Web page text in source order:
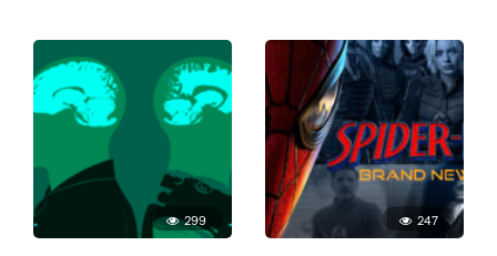
299 247